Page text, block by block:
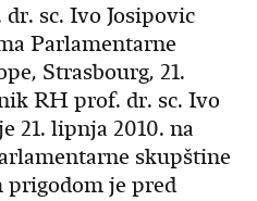
sc. Ivo Josipovic
Parlamentarne
Strasbourg, 21.
RH prof. dr. sc. Ivo
21. lipnja 2010. na
skupštine
prigodom je pred